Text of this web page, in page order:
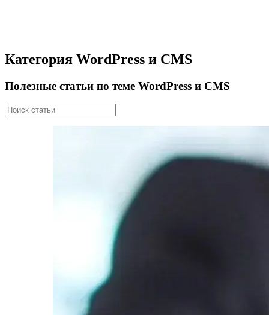
Категория WordPress и CMS
Полезные статьи по теме WordPress и CMS